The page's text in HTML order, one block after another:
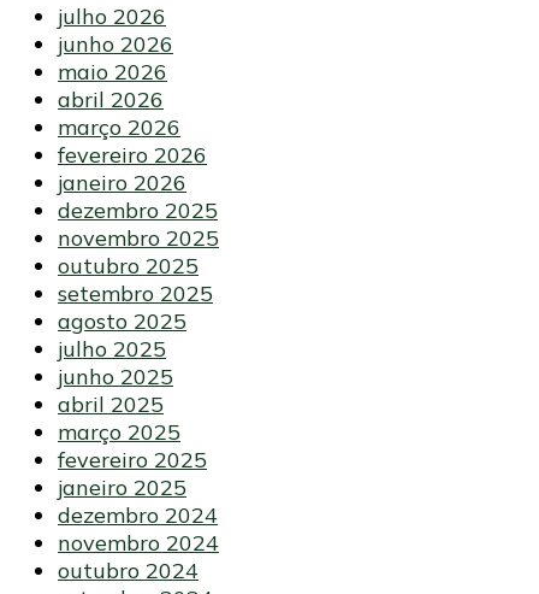
julho 2026
junho 2026
maio 2026
abril 2026
março 2026
fevereiro 2026
janeiro 2026
dezembro 2025
novembro 2025
outubro 2025
setembro 2025
agosto 2025
julho 2025
junho 2025
abril 2025
março 2025
fevereiro 2025
janeiro 2025
dezembro 2024
novembro 2024
outubro 2024